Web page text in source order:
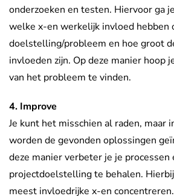
onderzoeken en testen. Hiervoor ga
welke x-en werkelijk invloed hebben
doelstelling/probleem en hoe groot
invloeden zijn. Op deze manier hoop
van het probleem te vinden.
4. Improve
Je kunt het misschien al raden, maar
worden de gevonden oplossingen
deze manier verbeter je je processen
projectdoelstelling te behalen.
meest invloedrijke x-en concentreren.